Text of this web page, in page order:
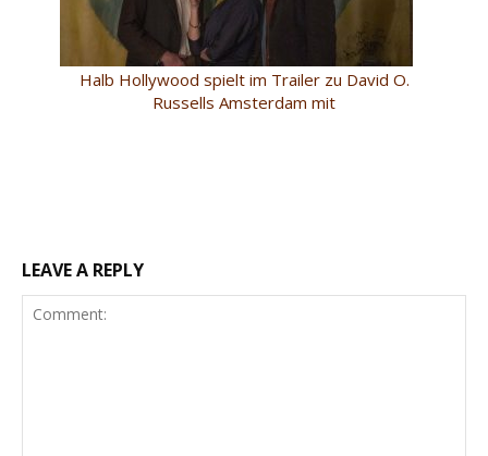
Halb Hollywood spielt im Trailer zu David O.
Russells Amsterdam mit
LEAVE A REPLY